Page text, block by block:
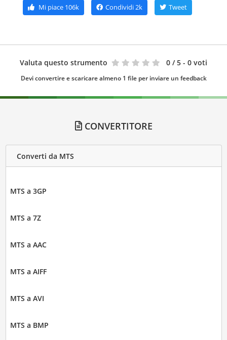
Mi piace 106k Condividi2k Tweet
Valuta questo strumento 0 / 5 - 0 voti
Devi convertire e scaricare almeno 1 file per inviare un feedback
CONVERTITORE
Converti da MTS
MTS a 3GP
MTS a 7Z
MTS a AAC
MTS a AIFF
MTS a AVI
MTS a BMP